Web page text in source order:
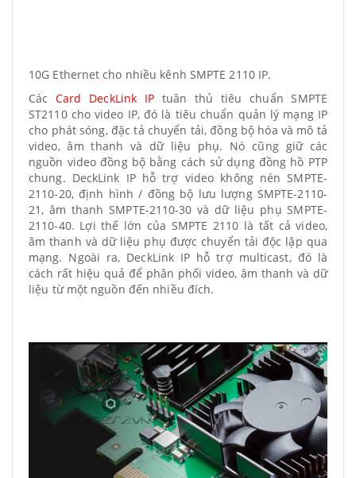
10G Ethernet cho nhiều kênh SMPTE 2110 IP.
CácCard DeckLink IP tuân thủ tiêu chuẩn SMPTE
ST2110 cho video IP, đó là tiêu chuẩn quản lý mạng IP
cho phát sóng, đặc tả chuyển tải, đồng bộ hóa và mô tả
video, âm thanh và dữ liệu phụ. Nó cũng giữ các
nguồn video đồng bộ bằng cách sử dụng đồng hồ PTP
chung. DeckLink IP hỗ trợ video không nén SMPTE-
2110-20, định hình / đồng bộ lưu lượng SMPTE-2110-
21, âm thanh SMPTE-2110-30 và dữ liệu phụ SMPTE-
2110-40. Lợi thế lớn của SMPTE 2110 là tất cả video,
âm thanh và dữ liệu phụ được chuyển tải độc lập qua
mạng. Ngoài ra, DeckLink IP hỗ trợ multicast, đó là
cách rất hiệu quả để phân phối video, âm thanh và dữ
liệu từ một nguồn đến nhiều đích.